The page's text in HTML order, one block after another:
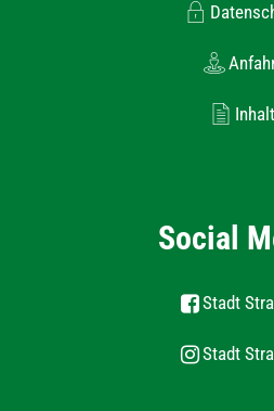
Inhalt
Social
Stadt
Stadt